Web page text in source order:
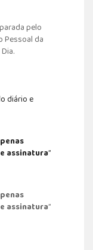
pelo
Pessoal da
diário e
assinatura”
assinatura”